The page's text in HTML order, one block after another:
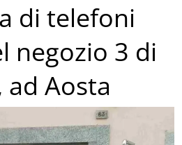
di telefoni
negozio 3 di
Aosta